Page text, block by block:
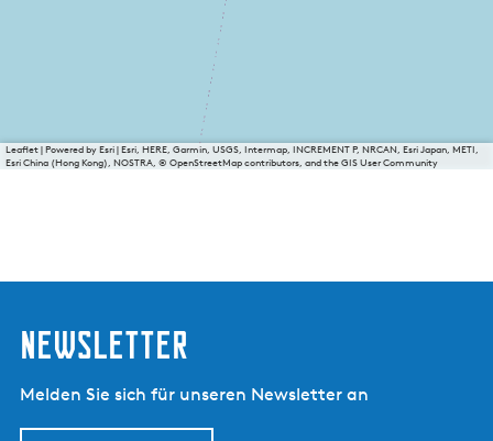
Leaflet|Powered by Esri | Esri, HERE, Garmin, USGS, Intermap, INCREMENT P, NRCAN, Esri Japan, METI,
Esri China (Hong Kong), NOSTRA, © OpenStreetMap contributors, and the GIS User Community
Newsletter
Melden Sie sich für unseren Newsletter an